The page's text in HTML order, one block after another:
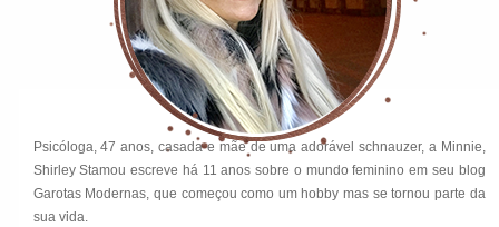
Psicóloga, 47 anos, casada e mãe de uma adorável schnauzer, a Minnie,
Shirley Stamou escreve há 11 anos sobre o mundo feminino em seu blog
Garotas Modernas, que começou como um hobby mas se tornou parte da
sua vida.